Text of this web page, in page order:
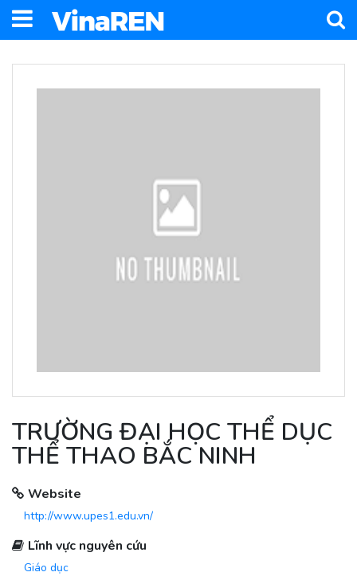
TRƯỜNG ĐẠI HỌC THỂ DỤC
THỂ THAO BẮC NINH
Website
http://www.upes1.edu.vn/
Lĩnh vực nguyên cứu
Giáo dục